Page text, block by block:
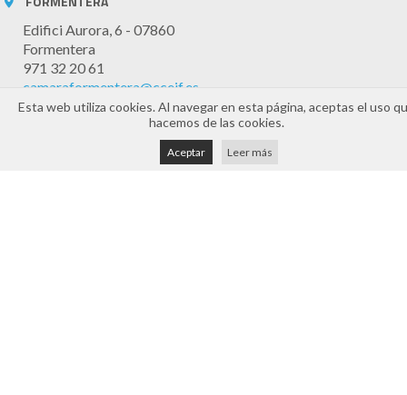
Edifici Aurora, 6 - 07860
Formentera
971 32 20 61
camaraformentera@cceif.es
Atención telefónica y online: 8:30h a 14:30h (de lunes a
Esta web utiliza cookies. Al navegar en esta página, aceptas el uso
hacemos de las cookies.
Aceptar Leer más